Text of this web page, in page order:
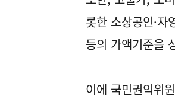
롯한 소상공인·
등의 가액기준을
이에 국민권익위